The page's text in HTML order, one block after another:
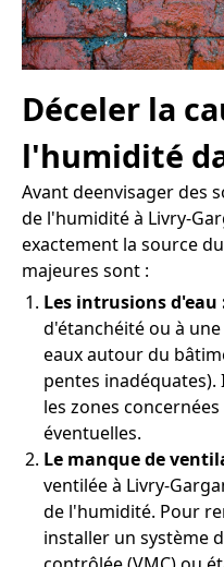
Déceler la
l'humidité
Avant deenvisager des
de l'humidité à Livry-
exactement la source
majeures sont :
Les intrusions d'eau
d'étanchéité ou à
eaux autour du
pentes
les zones
éventuelles.
Le manque de
ventilée à Livry-
de l'humidité. Pour
installer un système